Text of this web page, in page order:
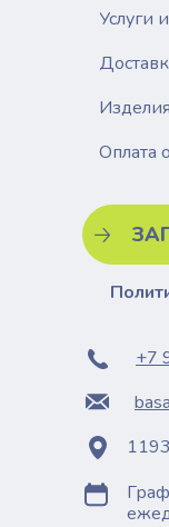
Услуги
Изделия
+7
Оплата